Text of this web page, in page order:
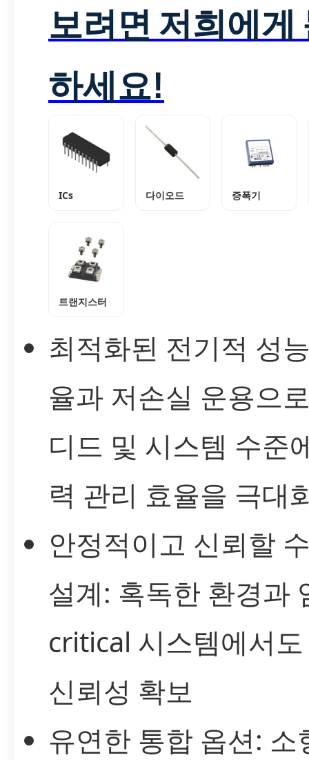
보려면 저희에게
하세요!
ICs 다이오드 증폭기
트랜지스터
최적화된 전기적 성
율과 저손실 운용으
디드 및 시스템 수준
력 관리 효율을 극대
안정적이고 신뢰할
설계: 혹독한 환경과
critical 시스템에서
신뢰성 확보
유연한 통합 옵션: 소